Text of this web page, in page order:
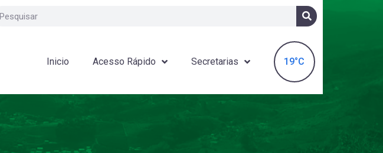
Inicio Acesso Rápido Secretarias 19°C